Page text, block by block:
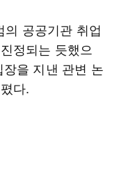
공공기관 취업
정되는 듯했으
을 지낸 관변 논
다.